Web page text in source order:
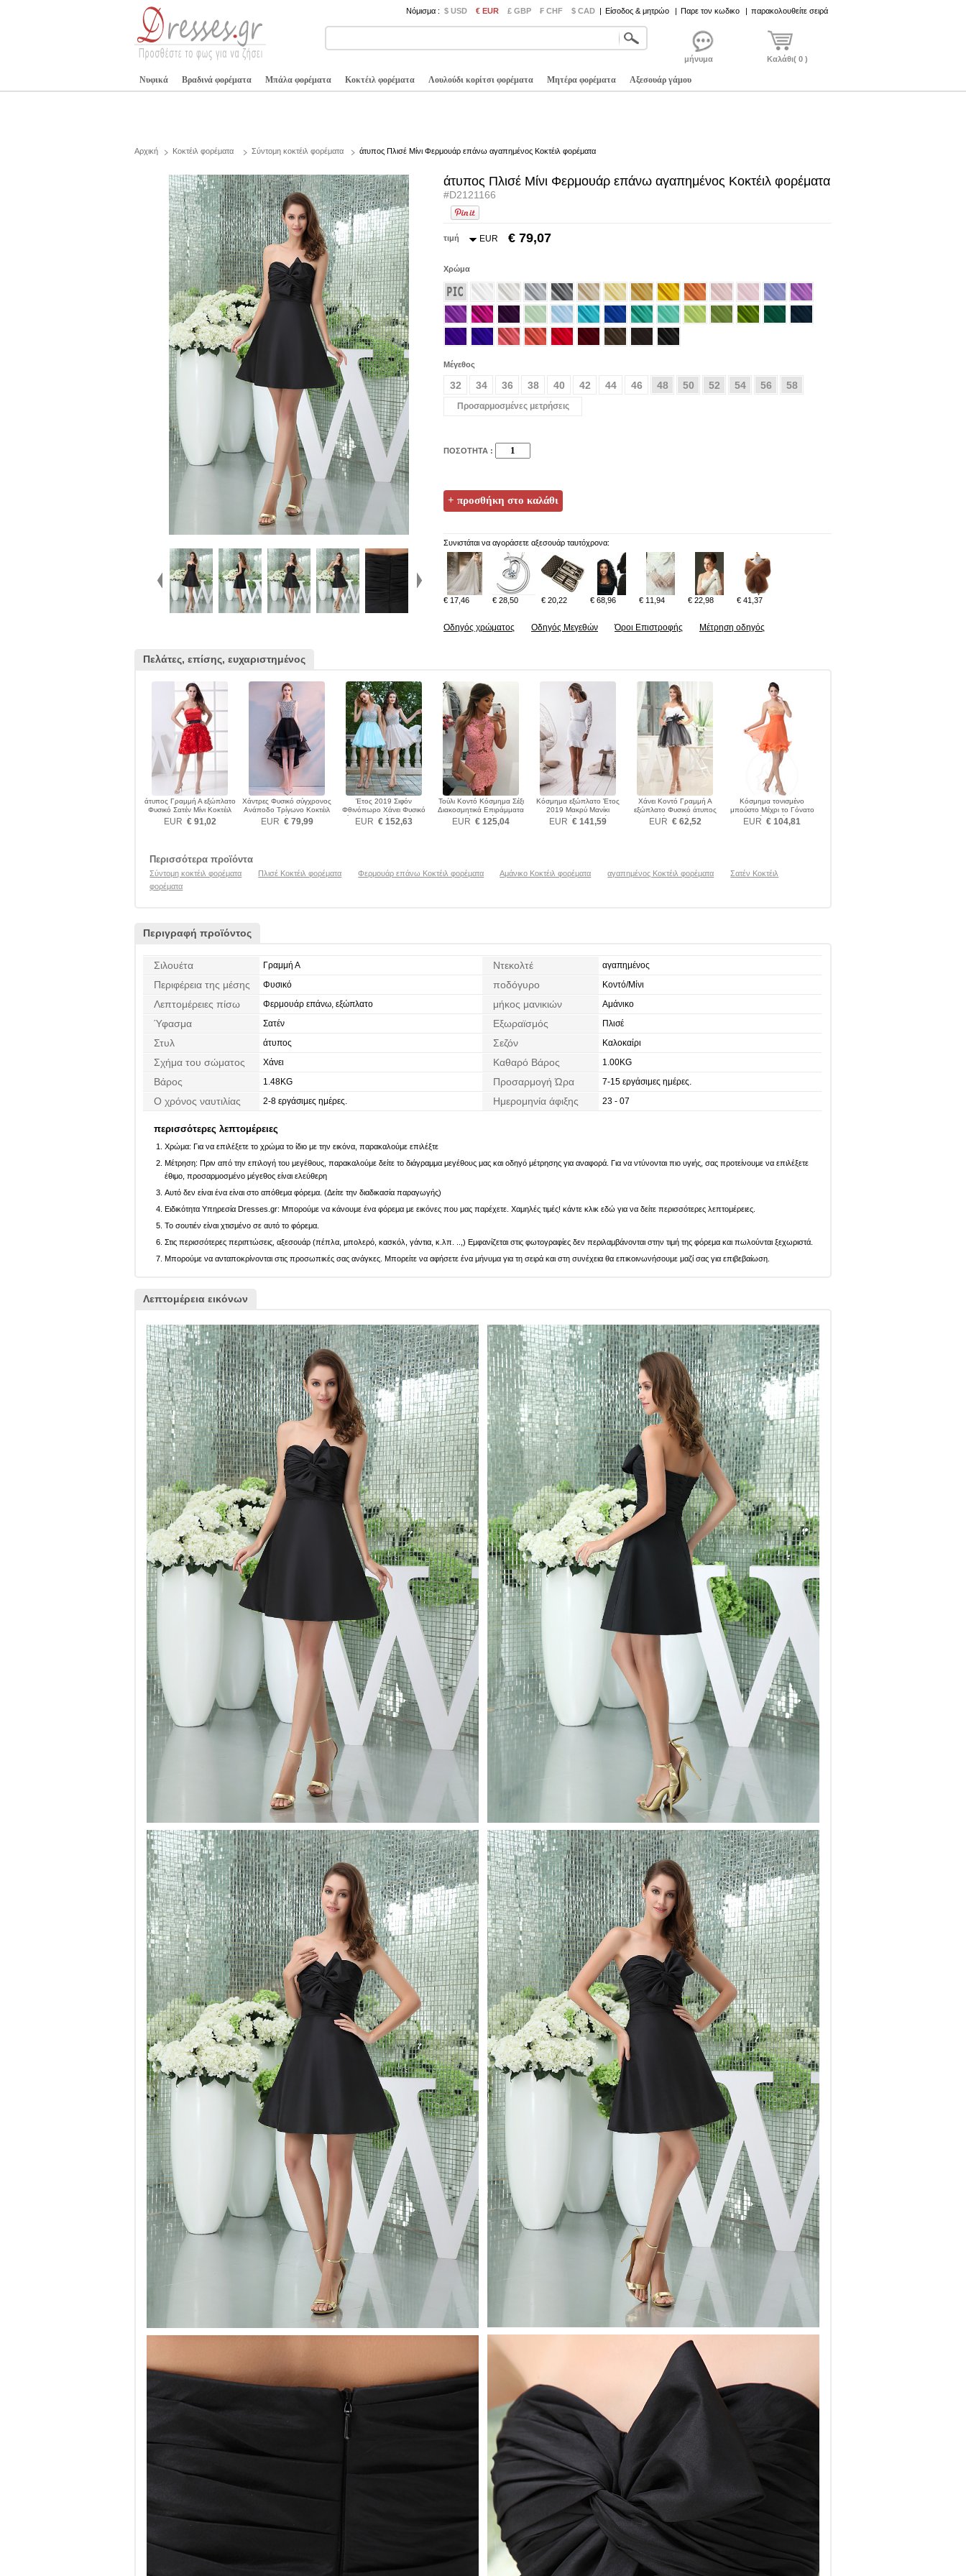
Νόμισμα : $ USD € EUR £ GBP ₣ CHF $ CAD | Είσοδος & μητρώο | Παρε τον κωδικο | παρακολουθείτε σειρά
μήνυμα Καλάθι( 0 )
Νυφικά Βραδινά φορέματα Μπάλα φορέματα Κοκτέιλ φορέματα Λουλούδι κορίτσι φορέματα Μητέρα φορέματα Αξεσουάρ γάμου
Αρχική Κοκτέιλ φορέματα Σύντομη κοκτέιλ φορέματα άτυπος Πλισέ Μίνι Φερμουάρ επάνω αγαπημένος Κοκτέιλ φορέματα
άτυπος Πλισέ Μίνι Φερμουάρ επάνω αγαπημένος Κοκτέιλ φορέματα
#D2121166
τιμή EUR € 79,07
Χρώμα
Μέγεθος
32 34 36 38 40 42 44 46 48 50 52 54 56 58
Προσαρμοσμένες μετρήσεις
ΠΟΣΟΤΗΤΑ :
Συνιστάται να αγοράσετε αξεσουάρ ταυτόχρονα:
€ 17,46 € 28,50 € 20,22 € 68,96 € 11,94 € 22,98 € 41,37
Οδηγός χρώματος Οδηγός Μεγεθών Όροι Επιστροφής Μέτρηση οδηγός
Πελάτες, επίσης, ευχαριστημένος
άτυπος Γραμμή Α εξώπλατο
Φυσικό Σατέν Μίνι Κοκτέιλ
φορέματα
EUR € 91,02
Χάντρες Φυσικό σύγχρονος
Ανάποδο Τρίγωνο Κοκτέιλ
φορέματα
EUR € 79,99
Έτος 2019 Σιφόν
Φθινόπωρο Χάνει Φυσικό
Χάντρες Κοκτέιλ φορέματα
EUR € 152,63
Τούλι Κοντό Κόσμημα Σέξι
Διακοσμητικά Επιράμματα
Κοκτέιλ φορέματα
EUR € 125,04
Κόσμημα εξώπλατο Έτος
2019 Μακρύ Μανίκι
Κοντομάνικο Κοκτέιλ
φορέματα
EUR € 141,59
Χάνει Κοντό Γραμμή Α
εξώπλατο Φυσικό άτυπος
Κοκτέιλ φορέματα
EUR € 62,52
Κόσμημα τονισμένο
μπούστο Μέχρι το Γόνατο
Κοκτέιλ φορέματα
EUR € 104,81
Περισσότερα προϊόντα
Σύντομη κοκτέιλ φορέματα Πλισέ Κοκτέιλ φορέματα Φερμουάρ επάνω Κοκτέιλ φορέματα Αμάνικο Κοκτέιλ φορέματα αγαπημένος Κοκτέιλ φορέματα
Σατέν Κοκτέιλ
φορέματα
Περιγραφή προϊόντος
Σιλουέτα Γραμμή Α Ντεκολτέ αγαπημένος
Περιφέρεια της μέσης Φυσικό ποδόγυρο Κοντό/Μίνι
Λεπτομέρειες πίσω Φερμουάρ επάνω, εξώπλατο μήκος μανικιών Αμάνικο
Ύφασμα Σατέν Εξωραϊσμός Πλισέ
Στυλ άτυπος Σεζόν Καλοκαίρι
Σχήμα του σώματος Χάνει Καθαρό Βάρος 1.00KG
Βάρος 1.48KG Προσαρμογή Ώρα 7-15 εργάσιμες ημέρες.
Ο χρόνος ναυτιλίας 2-8 εργάσιμες ημέρες. Ημερομηνία άφιξης 23 - 07
περισσότερες λεπτομέρειες
Χρώμα: Για να επιλέξετε το χρώμα το ίδιο με την εικόνα, παρακαλούμε επιλέξτε
Μέτρηση: Πριν από την επιλογή του μεγέθους, παρακαλούμε δείτε το διάγραμμα μεγέθους μας και οδηγό μέτρησης για αναφορά. Για να ντύνονται πιο υγιής, σας προτείνουμε να επιλέξετε
έθιμο, προσαρμοσμένο μέγεθος είναι ελεύθερη
Αυτό δεν είναι ένα είναι στο απόθεμα φόρεμα. (Δείτε την διαδικασία παραγωγής)
Ειδικότητα Υπηρεσία Dresses.gr: Μπορούμε να κάνουμε ένα φόρεμα με εικόνες που μας παρέχετε. Χαμηλές τιμές! κάντε κλικ εδώ για να δείτε περισσότερες λεπτομέρειες.
Το σουτιέν είναι χτισμένο σε αυτό το φόρεμα.
Στις περισσότερες περιπτώσεις, αξεσουάρ (πέπλα, μπολερό, κασκόλ, γάντια, κ.λπ. ..,) Εμφανίζεται στις φωτογραφίες δεν περιλαμβάνονται στην τιμή της φόρεμα και πωλούνται ξεχωριστά.
Μπορούμε να ανταποκρίνονται στις προσωπικές σας ανάγκες. Μπορείτε να αφήσετε ένα μήνυμα για τη σειρά και στη συνέχεια θα επικοινωνήσουμε μαζί σας για επιβεβαίωση.
Λεπτομέρεια εικόνων